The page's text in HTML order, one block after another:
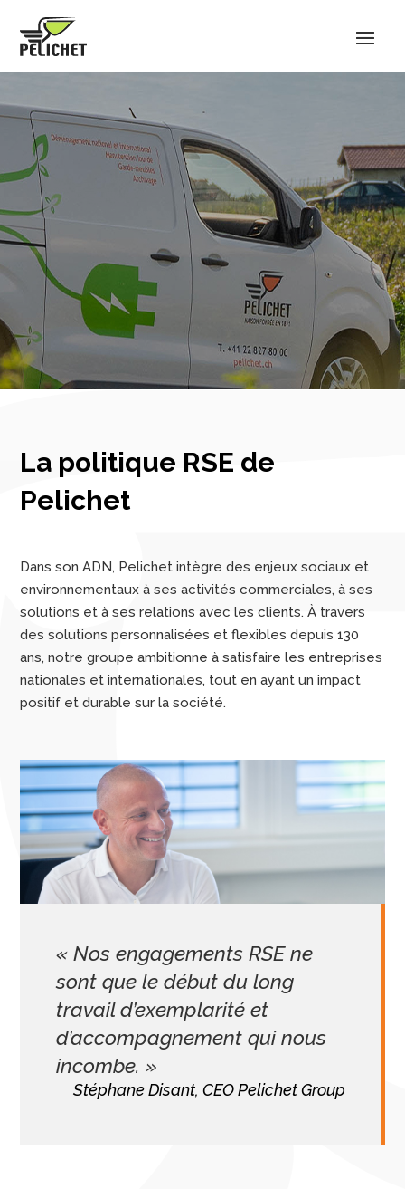
La politique RSE de
Pelichet
Dans son ADN, Pelichet intègre des enjeux sociaux et
environnementaux à ses activités commerciales, à ses
solutions et à ses relations avec les clients. À travers
des solutions personnalisées et flexibles depuis 130
ans, notre groupe ambitionne à satisfaire les entreprises
nationales et internationales, tout en ayant un impact
positif et durable sur la société.
« Nos engagements RSE ne
sont que le début du long
travail d’exemplarité et
d’accompagnement qui nous
incombe. »
Stéphane Disant, CEO Pelichet Group